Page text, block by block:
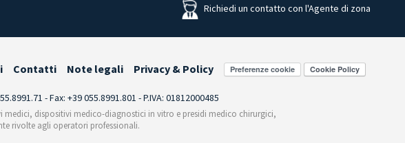
Richiedi un contatto con l'Agente di zona
Contatti Note legali Privacy & Policy Preferenze cookie
- Fax: +39 055.8991.801 - P.IVA: 01812000485
medici, dispositivi medico-diagnostici in vitro e presidi medico chirurgici,
rivolte agli operatori professionali.